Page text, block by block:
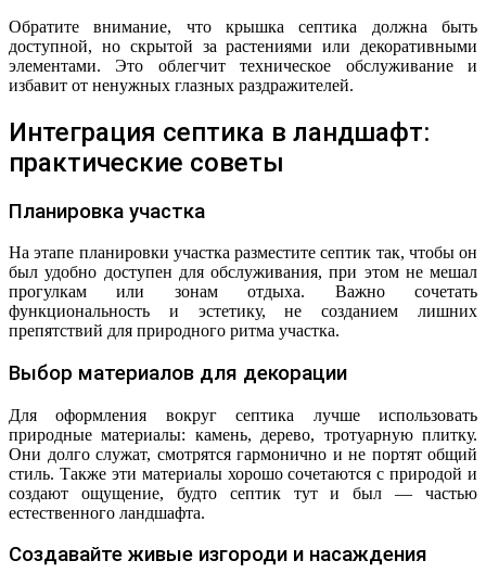
Обратите внимание, что крышка септика должна быть
доступной, но скрытой за растениями или декоративными
элементами. Это облегчит техническое обслуживание и
избавит от ненужных глазных раздражителей.
Интеграция септика в ландшафт:
практические советы
Планировка участка
На этапе планировки участка разместите септик так, чтобы он
был удобно доступен для обслуживания, при этом не мешал
прогулкам или зонам отдыха. Важно сочетать
функциональность и эстетику, не созданием лишних
препятствий для природного ритма участка.
Выбор материалов для декорации
Для оформления вокруг септика лучше использовать
природные материалы: камень, дерево, тротуарную плитку.
Они долго служат, смотрятся гармонично и не портят общий
стиль. Также эти материалы хорошо сочетаются с природой и
создают ощущение, будто септик тут и был — частью
естественного ландшафта.
Создавайте живые изгороди и насаждения